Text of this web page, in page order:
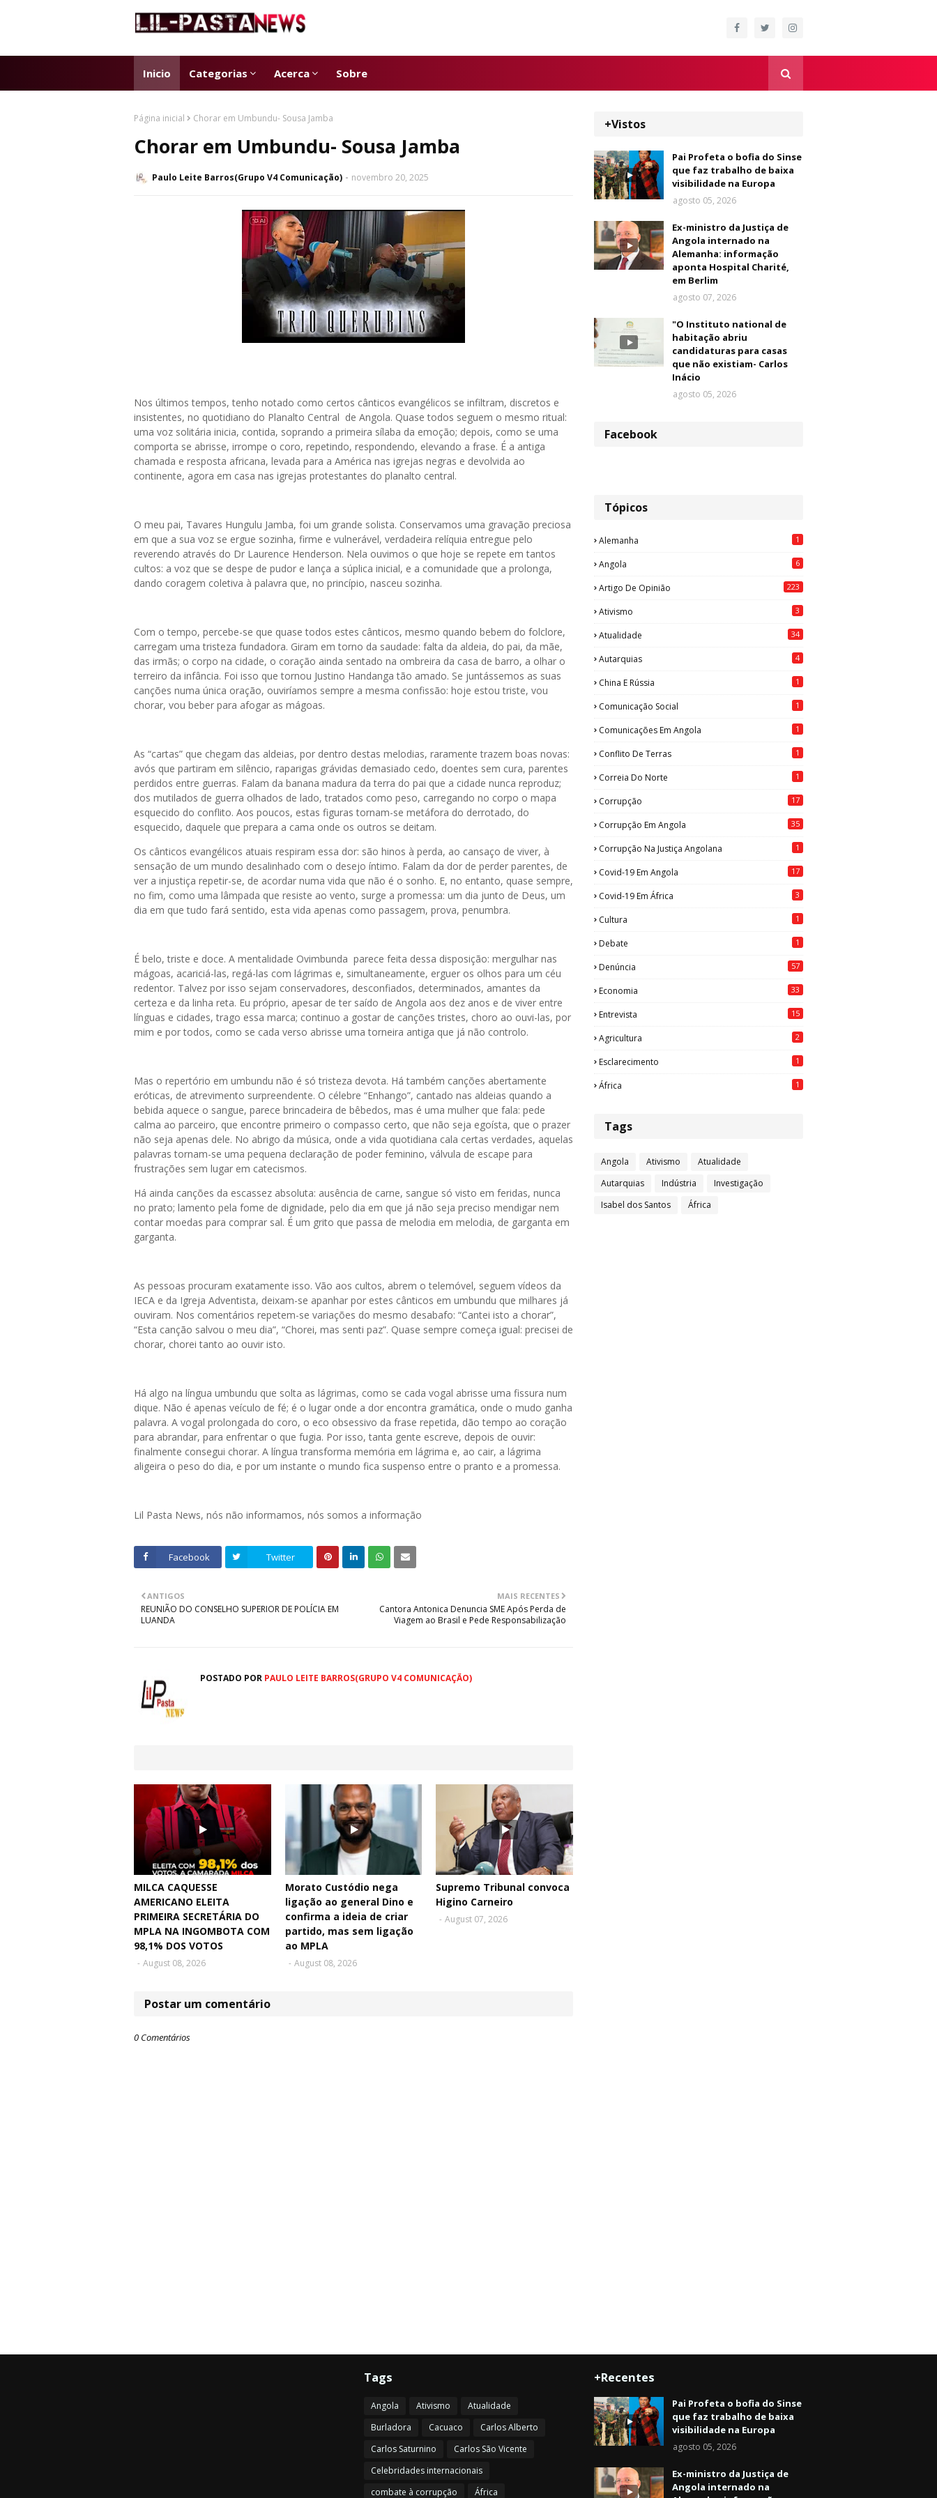
Inicio Categorias Acerca Sobre
Página inicial Chorar em Umbundu- Sousa Jamba
Chorar em Umbundu- Sousa Jamba
Paulo Leite Barros(Grupo V4 Comunicação) novembro 20, 2025
Nos últimos tempos, tenho notado como certos cânticos evangélicos se infiltram, discretos e
insistentes, no quotidiano do Planalto Central de Angola. Quase todos seguem o mesmo ritual:
uma voz solitária inicia, contida, soprando a primeira sílaba da emoção; depois, como se uma
comporta se abrisse, irrompe o coro, repetindo, respondendo, elevando a frase. É a antiga
chamada e resposta africana, levada para a América nas igrejas negras e devolvida ao
continente, agora em casa nas igrejas protestantes do planalto central.
O meu pai, Tavares Hungulu Jamba, foi um grande solista. Conservamos uma gravação preciosa
em que a sua voz se ergue sozinha, firme e vulnerável, verdadeira relíquia entregue pelo
reverendo através do Dr Laurence Henderson. Nela ouvimos o que hoje se repete em tantos
cultos: a voz que se despe de pudor e lança a súplica inicial, e a comunidade que a prolonga,
dando coragem coletiva à palavra que, no princípio, nasceu sozinha.
Com o tempo, percebe-se que quase todos estes cânticos, mesmo quando bebem do folclore,
carregam uma tristeza fundadora. Giram em torno da saudade: falta da aldeia, do pai, da mãe,
das irmãs; o corpo na cidade, o coração ainda sentado na ombreira da casa de barro, a olhar o
terreiro da infância. Foi isso que tornou Justino Handanga tão amado. Se juntássemos as suas
canções numa única oração, ouviríamos sempre a mesma confissão: hoje estou triste, vou
chorar, vou beber para afogar as mágoas.
As “cartas” que chegam das aldeias, por dentro destas melodias, raramente trazem boas novas:
avós que partiram em silêncio, raparigas grávidas demasiado cedo, doentes sem cura, parentes
perdidos entre guerras. Falam da banana madura da terra do pai que a cidade nunca reproduz;
dos mutilados de guerra olhados de lado, tratados como peso, carregando no corpo o mapa
esquecido do conflito. Aos poucos, estas figuras tornam-se metáfora do derrotado, do
esquecido, daquele que prepara a cama onde os outros se deitam.
Os cânticos evangélicos atuais respiram essa dor: são hinos à perda, ao cansaço de viver, à
sensação de um mundo desalinhado com o desejo íntimo. Falam da dor de perder parentes, de
ver a injustiça repetir-se, de acordar numa vida que não é o sonho. E, no entanto, quase sempre,
no fim, como uma lâmpada que resiste ao vento, surge a promessa: um dia junto de Deus, um
dia em que tudo fará sentido, esta vida apenas como passagem, prova, penumbra.
É belo, triste e doce. A mentalidade Ovimbunda parece feita dessa disposição: mergulhar nas
mágoas, acariciá-las, regá-las com lágrimas e, simultaneamente, erguer os olhos para um céu
redentor. Talvez por isso sejam conservadores, desconfiados, determinados, amantes da
certeza e da linha reta. Eu próprio, apesar de ter saído de Angola aos dez anos e de viver entre
línguas e cidades, trago essa marca; continuo a gostar de canções tristes, choro ao ouvi-las, por
mim e por todos, como se cada verso abrisse uma torneira antiga que já não controlo.
Mas o repertório em umbundu não é só tristeza devota. Há também canções abertamente
eróticas, de atrevimento surpreendente. O célebre “Enhango”, cantado nas aldeias quando a
bebida aquece o sangue, parece brincadeira de bêbedos, mas é uma mulher que fala: pede
calma ao parceiro, que encontre primeiro o compasso certo, que não seja egoísta, que o prazer
não seja apenas dele. No abrigo da música, onde a vida quotidiana cala certas verdades, aquelas
palavras tornam-se uma pequena declaração de poder feminino, válvula de escape para
frustrações sem lugar em catecismos.
Há ainda canções da escassez absoluta: ausência de carne, sangue só visto em feridas, nunca
no prato; lamento pela fome de dignidade, pelo dia em que já não seja preciso mendigar nem
contar moedas para comprar sal. É um grito que passa de melodia em melodia, de garganta em
garganta.
As pessoas procuram exatamente isso. Vão aos cultos, abrem o telemóvel, seguem vídeos da
IECA e da Igreja Adventista, deixam-se apanhar por estes cânticos em umbundu que milhares já
ouviram. Nos comentários repetem-se variações do mesmo desabafo: “Cantei isto a chorar”,
“Esta canção salvou o meu dia”, “Chorei, mas senti paz”. Quase sempre começa igual: precisei de
chorar, chorei tanto ao ouvir isto.
Há algo na língua umbundu que solta as lágrimas, como se cada vogal abrisse uma fissura num
dique. Não é apenas veículo de fé; é o lugar onde a dor encontra gramática, onde o mudo ganha
palavra. A vogal prolongada do coro, o eco obsessivo da frase repetida, dão tempo ao coração
para abrandar, para enfrentar o que fugia. Por isso, tanta gente escreve, depois de ouvir:
finalmente consegui chorar. A língua transforma memória em lágrima e, ao cair, a lágrima
aligeira o peso do dia, e por um instante o mundo fica suspenso entre o pranto e a promessa.
Lil Pasta News, nós não informamos, nós somos a informação
Facebook Twitter
MAIS RECENTES
Cantora Antonica Denuncia SME Após Perda de
Viagem ao Brasil e Pede Responsabilização
ANTIGOS
REUNIÃO DO CONSELHO SUPERIOR DE POLÍCIA EM
LUANDA
POSTADO POR PAULO LEITE BARROS(GRUPO V4 COMUNICAÇÃO)
MILCA CAQUESSE
AMERICANO ELEITA
PRIMEIRA SECRETÁRIA DO
MPLA NA INGOMBOTA COM
98,1% DOS VOTOS
- August 08, 2026
Morato Custódio nega
ligação ao general Dino e
confirma a ideia de criar
partido, mas sem ligação
ao MPLA
- August 08, 2026
Supremo Tribunal convoca
Higino Carneiro
- August 07, 2026
Postar um comentário
0 Comentários
+Vistos
Pai Profeta o bofia do Sinse
que faz trabalho de baixa
visibilidade na Europa
agosto 05, 2026
Ex-ministro da Justiça de
Angola internado na
Alemanha: informação
aponta Hospital Charité,
em Berlim
agosto 07, 2026
"O Instituto national de
habitação abriu
candidaturas para casas
que não existiam- Carlos
Inácio
agosto 05, 2026
Facebook
Tópicos
Alemanha 1
Angola 6
Artigo De Opinião 223
Ativismo 3
Atualidade 34
Autarquias 4
China E Rússia 1
Comunicação Social 1
Comunicações Em Angola 1
Conflito De Terras 1
Correia Do Norte 1
Corrupção 17
Corrupção Em Angola 35
Corrupção Na Justiça Angolana 1
Covid-19 Em Angola 17
Covid-19 Em África 3
Cultura 1
Debate 1
Denúncia 57
Economia 33
Entrevista 15
Agricultura 2
Esclarecimento 1
África 1
Tags
Angola Ativismo
Atualidade
Autarquias
Indústria
Investigação
Isabel dos Santos
África
Tags
Angola Ativismo
Atualidade
Burladora
Cacuaco
Carlos Alberto
Carlos Saturnino
Carlos São Vicente
Celebridades internacionais
combate à corrupção
África
+Recentes
Pai Profeta o bofia do Sinse
que faz trabalho de baixa
visibilidade na Europa
agosto 05, 2026
Ex-ministro da Justiça de
Angola internado na